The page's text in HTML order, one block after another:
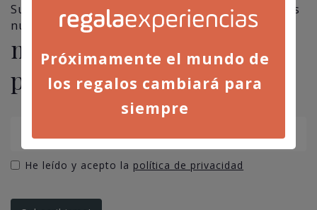
Suscríbete a nuestra newsletter y no te pierdas
nuestras
novedades, ofertas y
promociones
He leído y acepto la política de privacidad
Próximamente el mundo de
los regalos cambiará para
siempre